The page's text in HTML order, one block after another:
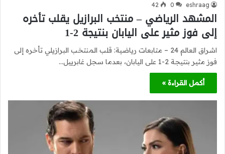
eshraag
0
42
المشهد الرياضي – منتخب البرازيل يقلب تأخره
إلى فوز مثير على اليابان بنتيجة 2-1
اشراق العالم 24 – متابعات رياضية: قلب المنتخب البرازيلي تأخره إلى
فوز مثير بنتيجة 2-1 على اليابان، بعدما سجل غابرييل…
أكمل القراءة »